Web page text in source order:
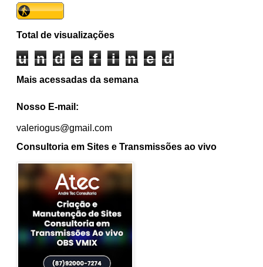
Total de visualizações
u n d e f i n e d
Mais acessadas da semana
Nosso E-mail:
valeriogus@gmail.com
Consultoria em Sites e Transmissões ao vivo